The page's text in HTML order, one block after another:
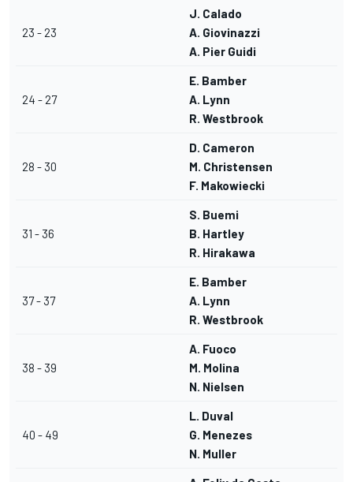
23 - 23
J. Calado
A. Giovinazzi
A. Pier Guidi
24 - 27
E. Bamber
A. Lynn
R. Westbrook
28 - 30
D. Cameron
M. Christensen
F. Makowiecki
31 - 36
S. Buemi
B. Hartley
R. Hirakawa
37 - 37
E. Bamber
A. Lynn
R. Westbrook
38 - 39
A. Fuoco
M. Molina
N. Nielsen
40 - 49
L. Duval
G. Menezes
N. Muller